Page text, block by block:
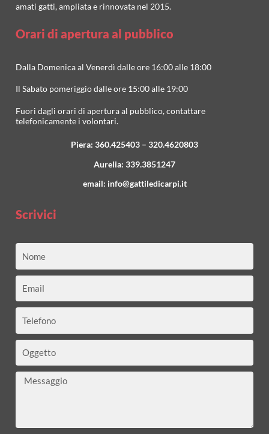
amati gatti, ampliata e rinnovata nel 2015.
Orari di apertura al pubblico
Dalla Domenica al Venerdì dalle ore 16:00 alle 18:00
Il Sabato pomeriggio dalle ore 15:00 alle 19:00
Fuori dagli orari di apertura al pubblico, contattare
telefonicamente i volontari.
Piera: 360.425403 – 320.4620803
Aurelia: 339.3851247
email: info@gattiledicarpi.it
Scrivici
Messaggio